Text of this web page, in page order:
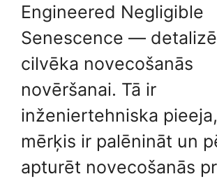
Engineered Negligible
Senescence —
cilvēka novecošanās
novēršanai. Tā ir
inženiertehniska
mērķis ir palēnināt un
apturēt novecošanās